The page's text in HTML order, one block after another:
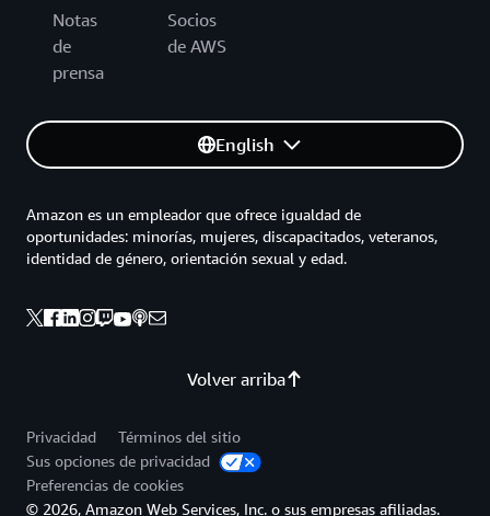
Notas
de
prensa
Socios
de AWS
English
Volver arriba
Amazon es un empleador que ofrece igualdad de
oportunidades: minorías, mujeres, discapacitados, veteranos,
identidad de género, orientación sexual y edad.
Privacidad
Términos del sitio
Sus opciones de privacidad
Preferencias de cookies
© 2026, Amazon Web Services, Inc. o sus empresas afiliadas.